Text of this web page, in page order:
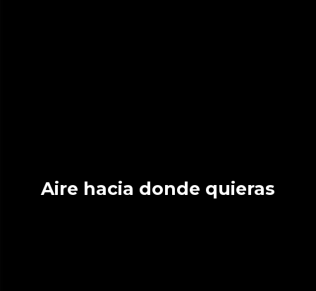
Aire hacia donde quieras